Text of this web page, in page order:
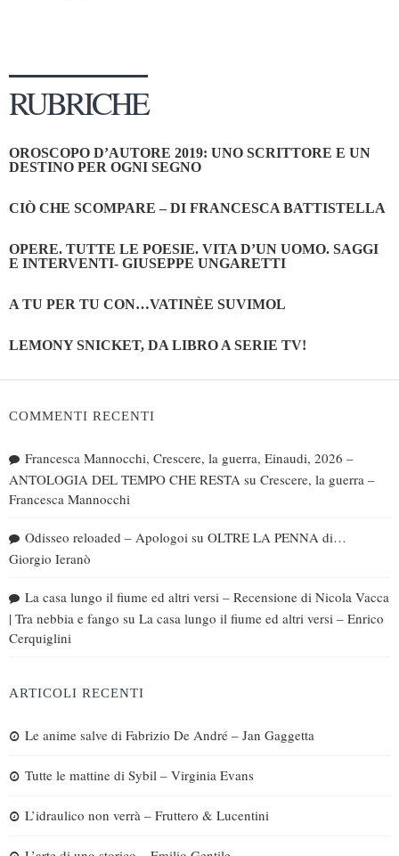
RUBRICHE
OROSCOPO D’AUTORE 2019: UNO SCRITTORE E UN
DESTINO PER OGNI SEGNO
CIÒ CHE SCOMPARE – DI FRANCESCA BATTISTELLA
OPERE. TUTTE LE POESIE. VITA D’UN UOMO. SAGGI
E INTERVENTI- GIUSEPPE UNGARETTI
A TU PER TU CON…VATINÈE SUVIMOL
LEMONY SNICKET, DA LIBRO A SERIE TV!
COMMENTI RECENTI
Francesca Mannocchi, Crescere, la guerra, Einaudi, 2026 –
ANTOLOGIA DEL TEMPO CHE RESTA su Crescere, la guerra –
Francesca Mannocchi
Odisseo reloaded – Apologoi su OLTRE LA PENNA di…
Giorgio Ieranò
La casa lungo il fiume ed altri versi – Recensione di Nicola Vacca
| Tra nebbia e fango su La casa lungo il fiume ed altri versi – Enrico
Cerquiglini
ARTICOLI RECENTI
Le anime salve di Fabrizio De André – Jan Gaggetta
Tutte le mattine di Sybil – Virginia Evans
L’idraulico non verrà – Fruttero & Lucentini